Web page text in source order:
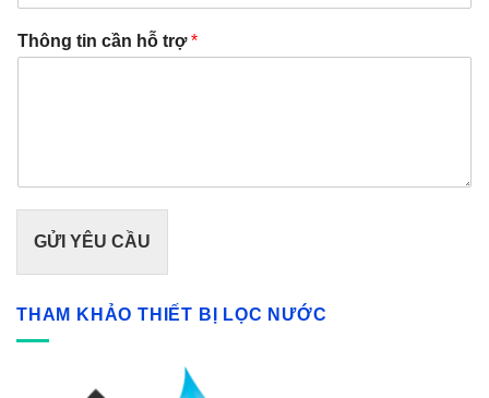
Thông tin cần hỗ trợ*
GỬI YÊU CẦU
THAM KHẢO THIẾT BỊ LỌC NƯỚC